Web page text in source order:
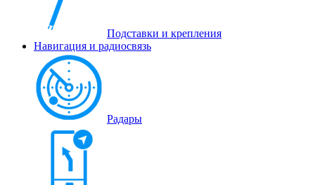
Подставки и крепления
Навигация и радиосвязь
Радары